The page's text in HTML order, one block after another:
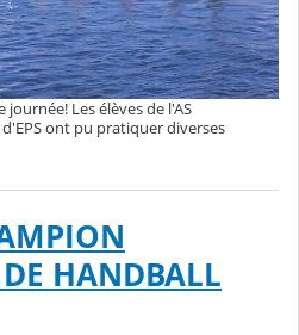
Les élèves de l'AS
ont pu pratiquer diverses
HANDBALL